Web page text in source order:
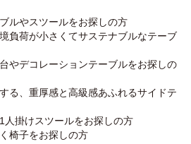
ルやスツールをお探しの方
負荷が小さくてサステナブルなテーブ
やデコレーションテーブルをお探しの
る、重厚感と高級感あふれるサイドテ
人掛けスツールをお探しの方
椅子をお探しの方